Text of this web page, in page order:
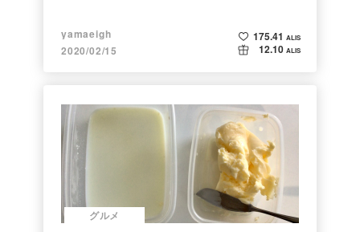
yamaeigh
2020/02/15
175.41 ALIS
12.10 ALIS
グルメ